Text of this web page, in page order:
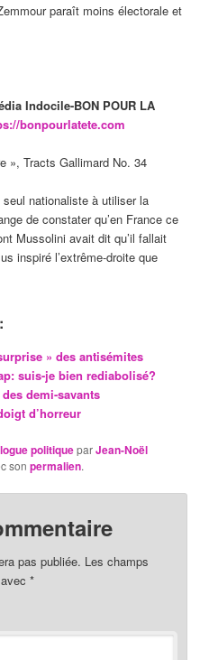
paraît moins électorale et
Indocile-BON POUR LA
bonpourlatete.com
», Tracts Gallimard No. 34
nationaliste à utiliser la
de constater qu’en France ce
Mussolini avait dit qu’il fallait
inspiré l’extrême-droite que
» des antisémites
suis-je bien rediabolisé?
demi-savants
d’horreur
politiqueparJean-Noël
sonpermalien.
pas publiée. Les champs
avec*